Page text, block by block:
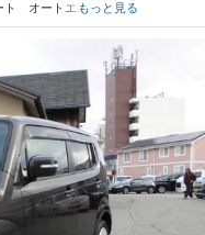
ト オートエアもっと見る